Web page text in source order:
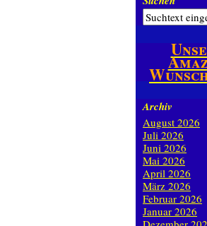
Archiv
August 2026
Juli 2026
Juni 2026
Mai 2026
April 2026
März 2026
Februar 2026
Januar 2026